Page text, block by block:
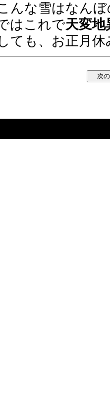
んな雪はなん
はこれで天変地
ても、お正月休